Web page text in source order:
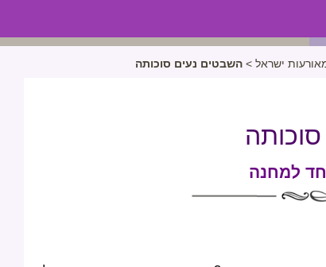
ישראל > השבטים נעים סוכותה
למחנה